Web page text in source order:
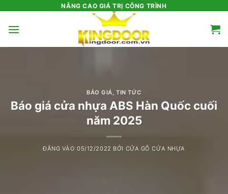
nội
NÂNG CAO GIÁ TRỊ CÔNG TRÌNH
BÁO GIÁ ,TIN TỨC
Báo giá cửa nhựa ABS Hàn Quốc cuối
năm 2025
ĐĂNG VÀO05/12/2022 BỞI CỬA GỖ CỬA NHỰA